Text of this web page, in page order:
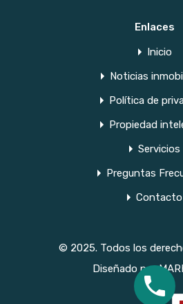
Enlaces
Inicio
Noticias
Política de
Propiedad
Servicios
Preguntas
Contacto
© 2025. Todos los
Diseñado por